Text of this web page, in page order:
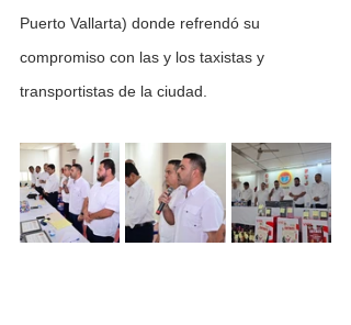
Puerto Vallarta) donde refrendó su
compromiso con las y los taxistas y
transportistas de la ciudad.